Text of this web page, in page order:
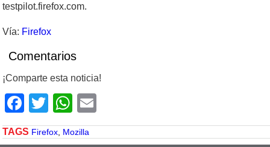
testpilot.firefox.com.
Vía: Firefox
Comentarios
¡Comparte esta noticia!
Facebook
TwitterWhatsApp
TAGS Firefox Mozilla